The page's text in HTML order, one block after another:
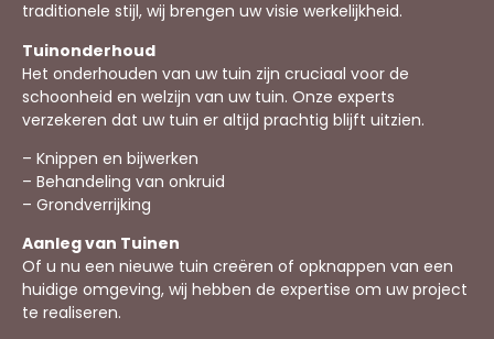
traditionele stijl, wij brengen uw visie werkelijkheid.
Tuinonderhoud
Het onderhouden van uw tuin zijn cruciaal voor de
schoonheid en welzijn van uw tuin. Onze experts
verzekeren dat uw tuin er altijd prachtig blijft uitzien.
– Knippen en bijwerken
– Behandeling van onkruid
– Grondverrijking
Aanleg van Tuinen
Of u nu een nieuwe tuin creëren of opknappen van een
huidige omgeving, wij hebben de expertise om uw project
te realiseren.